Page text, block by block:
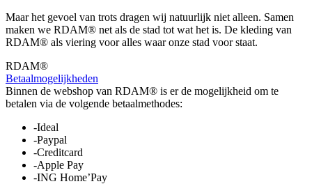
Maar het gevoel van trots dragen wij natuurlijk niet alleen. Samen
maken we RDAM® net als de stad tot wat het is. De kleding van
RDAM® als viering voor alles waar onze stad voor staat.
RDAM®
Betaalmogelijkheden
Binnen de webshop van RDAM® is er de mogelijkheid om te
betalen via de volgende betaalmethodes:
-Ideal
-Paypal
-Creditcard
-Apple Pay
-ING Home’Pay